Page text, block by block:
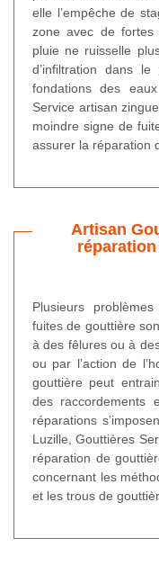
elle l’empêche de
zone avec de fortes
pluie ne ruisselle
d’infiltration dans
fondations des
Service artisan
moindre signe de
assurer la réparation
Artisan
Plusieurs
fuites de gouttière
à des fêlures ou à
ou par l’action de
gouttière peut
des raccordements
réparations
Luzille, Gouttières
réparation de
concernant les
et les trous de